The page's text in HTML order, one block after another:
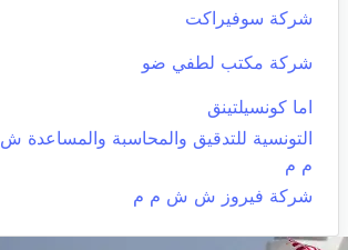
شركة سوفيراكت
شركة مكتب لطفي ضو
اما كونسيلتينق
التونسية للتدقيق والمحاسبة والمساعدة ش
م م
شركة فيروز ش ش م م